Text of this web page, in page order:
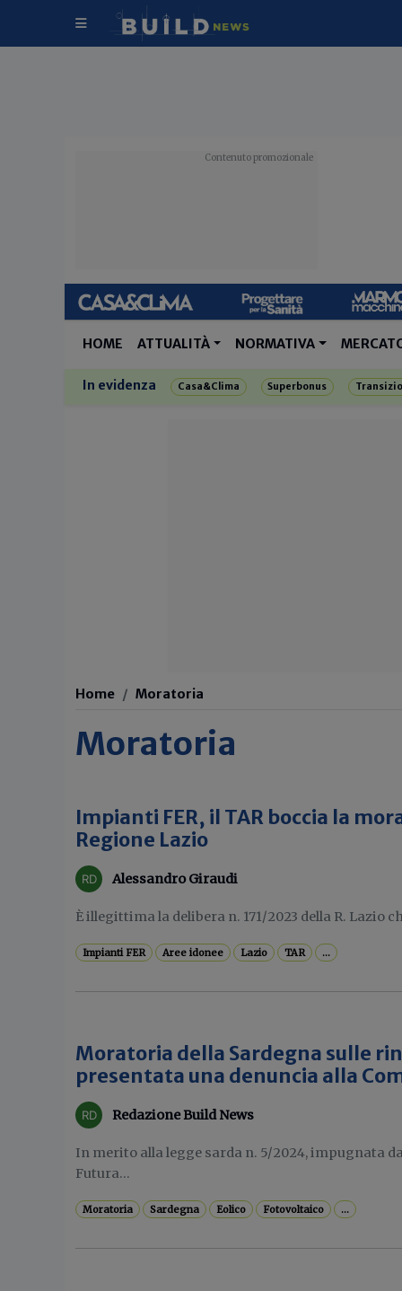
HOME ATTUALITÀ NORMATIVA
In evidenza Casa&Clima Superbonus
Home Moratoria
Moratoria
Impianti FER, il TAR boccia la
Regione Lazio
Alessandro Giraudi
È illegittima la delibera n. 171/2023 della R. Lazio
Impianti FER Aree idonee Lazio TAR ...
Moratoria della Sardegna sulle
presentata una denuncia alla
Redazione Build News
In merito alla legge sarda n. 5/2024, impugnata
Futura...
Moratoria Sardegna Eolico Fotovoltaico ...